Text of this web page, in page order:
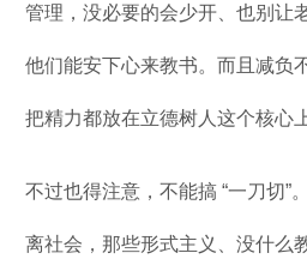
管理，没必要的会少开、也别让
他们能安下心来教书。而且减负
把精力都放在立德树人这个核心上
不过也得注意，不能搞 “一刀切”
离社会，那些形式主义、没什么